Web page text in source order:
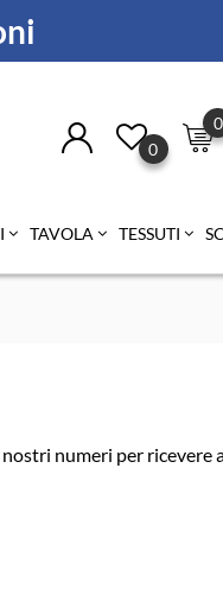
0
0
TAVOLA TESSUTI
numeri per ricevere